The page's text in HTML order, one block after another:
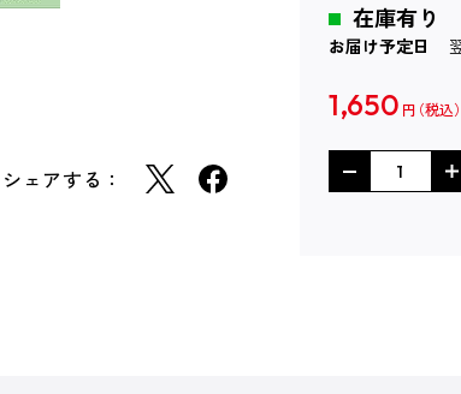
シェアする：
在庫有り
お届け予定日
1,650 円